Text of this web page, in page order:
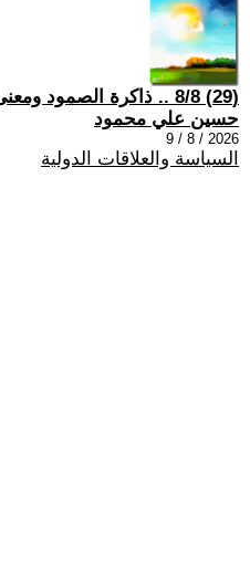
(29) 8/8 .. ذاكرة الصمود ومعنى الانتصار
حسين علي محمود
2026 / 8 / 9
السياسة والعلاقات الدولية